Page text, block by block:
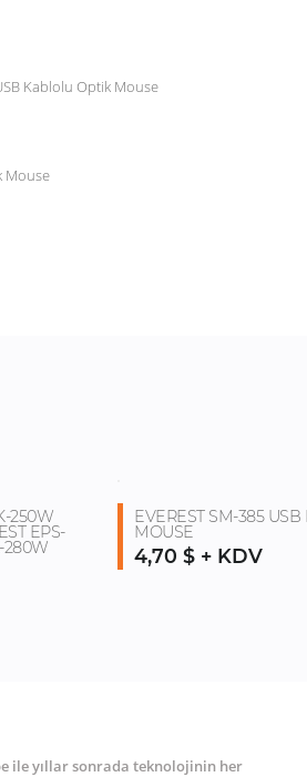
Mouse
250W
EPS-
280W
EVEREST SM-385 USB
MOUSE
4,70 $ + KDV
ile yıllar sonrada teknolojinin her